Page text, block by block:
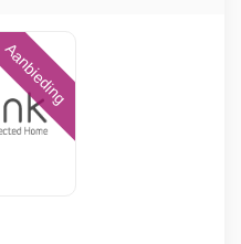
Aanbieding